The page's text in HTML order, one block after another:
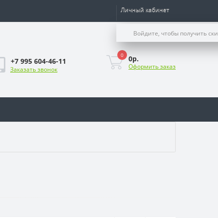
Личный кабинет
Войдите, чтобы получить
+7 995 604-46-11
Заказать звонок
0 0р.
Оформить заказ